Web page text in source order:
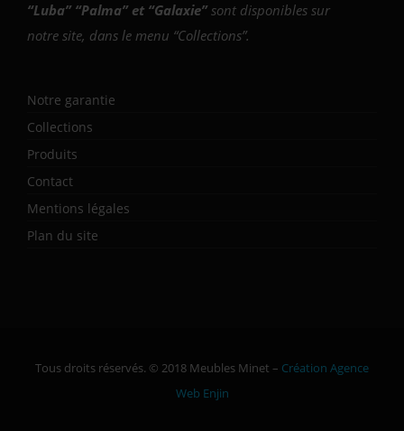
“Luba” “Palma” et “Galaxie”sont disponibles sur
notre site, dans le menu “Collections”.
Notre garantie
Collections
Produits
Contact
Mentions légales
Plan du site
Tous droits réservés. © 2018 Meubles Minet – Création Agence
Web Enjin